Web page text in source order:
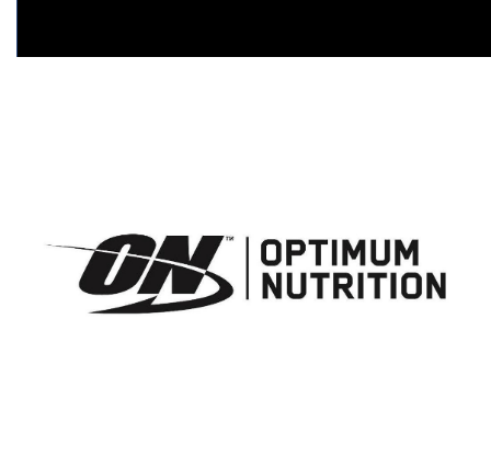
Accesorios
Funcional